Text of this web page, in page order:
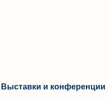
Выставки и конференции